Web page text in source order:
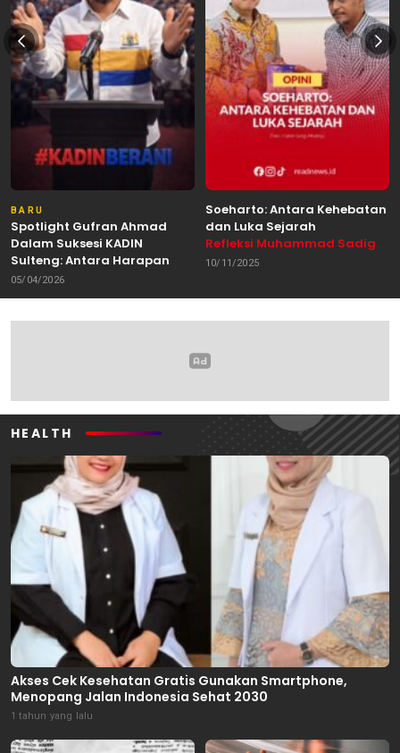
BARU
Spotlight Gufran Ahmad
Dalam Suksesi KADIN
Sulteng: Antara Harapan
dan Kebutuhan Perubahan
05/04/2026
Soeharto: Antara Kehebatan
dan Luka Sejarah
Refleksi Muhammad Sadig
Alhabsyie, Akademisi UIN
10/11/2025
HEALTH
Akses Cek Kesehatan Gratis Gunakan Smartphone,
Menopang Jalan Indonesia Sehat 2030
1 tahun yang lalu